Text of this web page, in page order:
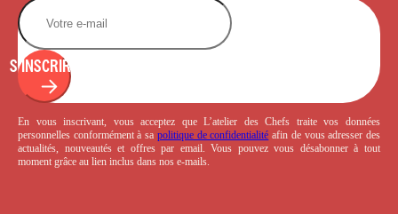
S'INSCRIRE
En vous inscrivant, vous acceptez que L’atelier des Chefs traite vos données
personnelles conformément à sa politique de confidentialité afin de vous adresser des
actualités, nouveautés et offres par email. Vous pouvez vous désabonner à tout
moment grâce au lien inclus dans nos e-mails.